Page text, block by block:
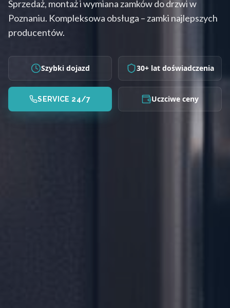
Sprzedaż, montaż i wymiana zamków do drzwi w
Poznaniu. Kompleksowa obsługa – zamki najlepszych
producentów.
Szybki dojazd 30+ lat doświadczenia
SERVICE 24/7 Uczciwe ceny